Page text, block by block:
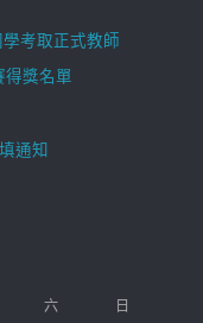
考取正式教師
得獎名單
通知
六
日